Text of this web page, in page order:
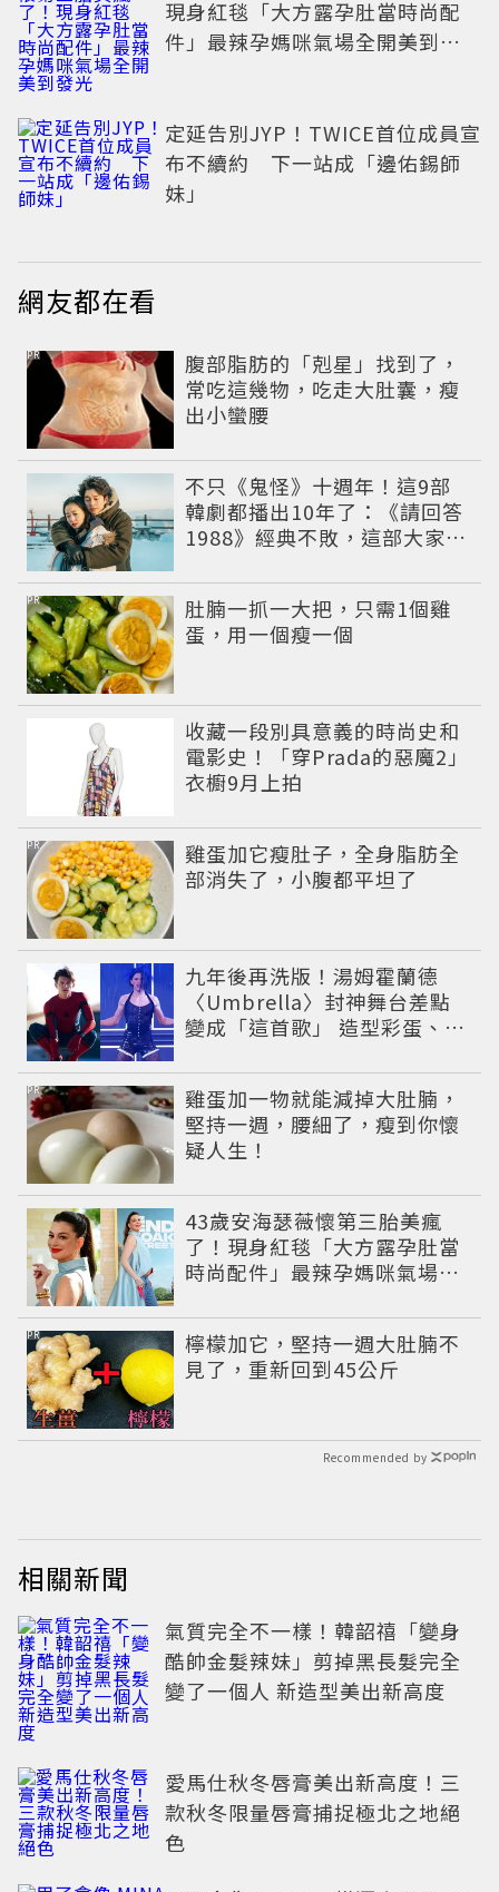
現身紅毯「大方露孕肚當時尚配
件」最辣孕媽咪氣場全開美到發
定延告別JYP！TWICE首位成員宣
布不續約 下一站成「邊佑錫師
妹」
網友都在看
腹部脂肪的「剋星」找到了，
常吃這幾物，吃走大肚囊，瘦
出小蠻腰
PR
不只《鬼怪》十週年！這9部
韓劇都播出10年了：《請回答
1988》經典不敗，這部大家狂
肚腩一抓一大把，只需1個雞
蛋，用一個瘦一個
PR
收藏一段別具意義的時尚史和
電影史！「穿Prada的惡魔2」
衣櫥9月上拍
雞蛋加它瘦肚子，全身脂肪全
部消失了，小腹都平坦了
PR
九年後再洗版！湯姆霍蘭德
〈Umbrella〉封神舞台差點
變成「這首歌」 造型彩蛋、暖
雞蛋加一物就能減掉大肚腩，
堅持一週，腰細了，瘦到你懷
疑人生！
PR
43歲安海瑟薇懷第三胎美瘋
了！現身紅毯「大方露孕肚當
時尚配件」最辣孕媽咪氣場全
檸檬加它，堅持一週大肚腩不
見了，重新回到45公斤
PR
Recommended by
相關新聞
氣質完全不一樣！韓韶禧「變身
酷帥金髮辣妹」剪掉黑長髮完全
變了一個人 新造型美出新高度
愛馬仕秋冬唇膏美出新高度！三
款秋冬限量唇膏捕捉極北之地絕
色